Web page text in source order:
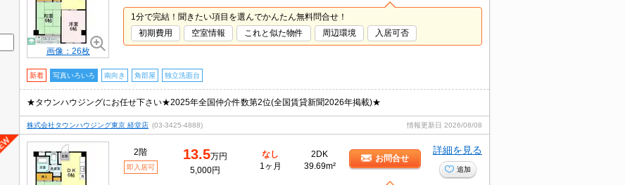
画像：26枚
1分で完結！聞きたい項目を選んでかんたん無料問合せ！
初期費用
空室情報 これと似た物件 周辺環境 入居可否
新着 写真いろいろ 南向き 角部屋 独立洗面台
★タウンハウジングにお任せ下さい★2025年全国仲介件数第2位(全国賃貸新聞2026年掲載)★
株式会社タウンハウジング東京 経堂店 (03-3425-4888) 情報更新日 2026/08/08
2階
即入居可
13.5万円
5,000円
なし
1ヶ月
2DK
39.69m²
お問合せ
詳細を見る
追加